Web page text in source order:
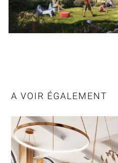
A VOIR ÉGALEMENT